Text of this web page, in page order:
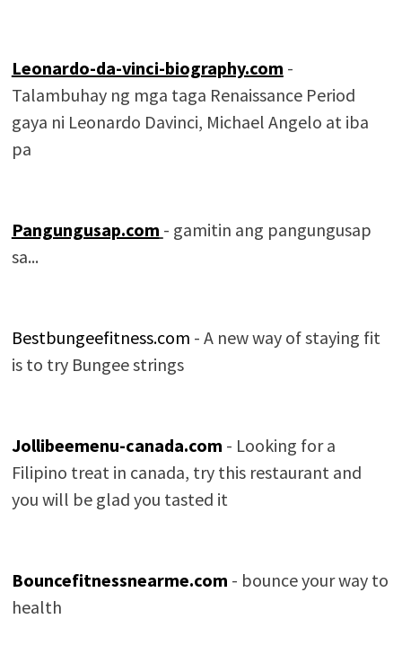
Leonardo-da-vinci-biography.com -
Talambuhay ng mga taga Renaissance Period
gaya ni Leonardo Davinci, Michael Angelo at iba
pa
Pangungusap.com - gamitin ang pangungusap
sa...
Bestbungeefitness.com - A new way of staying fit
is to try Bungee strings
Jollibeemenu-canada.com - Looking for a
Filipino treat in canada, try this restaurant and
you will be glad you tasted it
Bouncefitnessnearme.com - bounce your way to
health